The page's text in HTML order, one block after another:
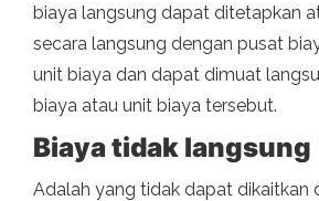
biaya langsung dapat ditetapkan
secara langsung dengan pusat
unit biaya dan dapat dimuat
biaya atau unit biaya tersebut.
Biaya tidak langsung
Adalah yang tidak dapat dikaitkan